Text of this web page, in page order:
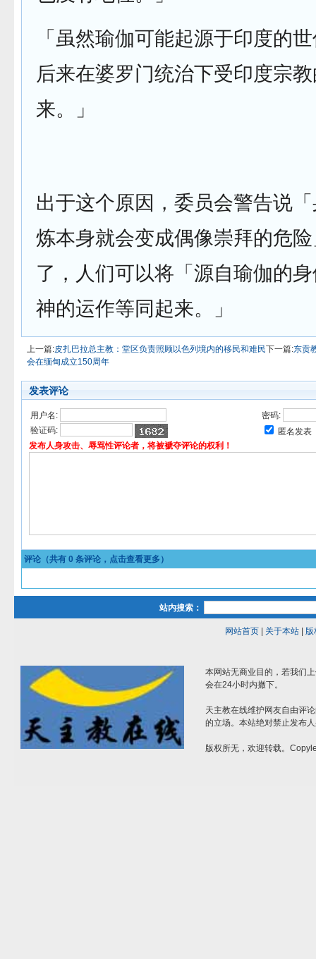
「虽然瑜伽可能起源于印度的
后来在婆罗门统治下受印度宗
来。」
出于这个原因，委员会警告说
炼本身就会变成偶像崇拜的危
了，人们可以将「源自瑜伽的
神的运作等同起来。」
上一篇:皮扎巴拉总主教：堂区负责照顾以色列境内的移民和难民下一篇:东贡
会在缅甸成立150周年
发表评论
用户名:
密码:
验证码:
匿名发表
发布人身攻击、辱骂性评论者，将被褫夺评论的权利！
评论（共有 0 条评论，点击查看更多）
站内搜索：
网站首页| 关于本站| 版
本网站无商业目的，若我们
会在24小时内撤下。
天主教在线维护网友自由评
的立场。本站绝对禁止发布
版权所无，欢迎转载。